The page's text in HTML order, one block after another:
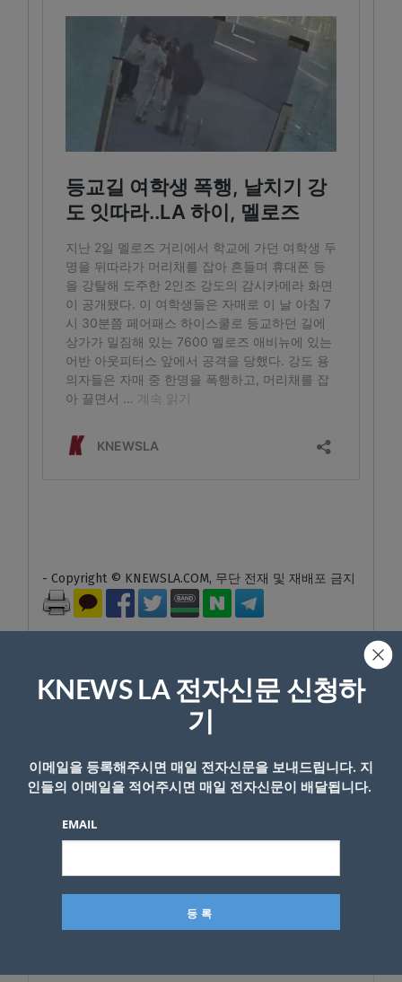
- Copyright © KNEWSLA.COM, 무단 전재 및 재배포 금지
이메일 주소는 공개되지 않습니다. 필수 필드는 *로 표시됩니
다
*
KNEWS LA 전자신문 신청하
기
이메일을 등록해주시면 매일 전자신문을 보내드립니다. 지
인들의 이메일을 적어주시면 매일 전자신문이 배달됩니다.
EMAIL